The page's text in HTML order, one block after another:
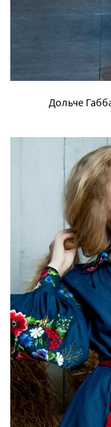
Дольче